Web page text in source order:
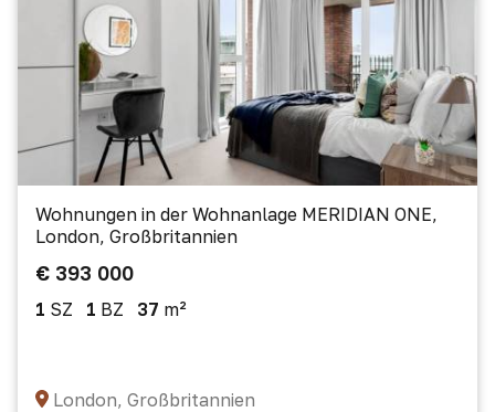
Wohnungen in der Wohnanlage MERIDIAN ONE,
London, Großbritannien
€ 393 000
1 SZ 1 BZ 37 m²
London, Großbritannien